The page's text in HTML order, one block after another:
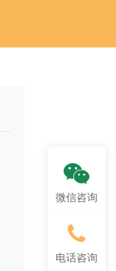
微信咨询
电话咨询